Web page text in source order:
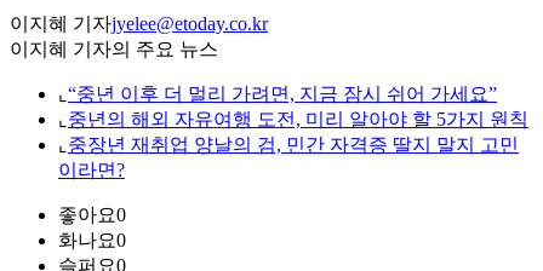
이지혜 기자jyelee@etoday.co.kr
이지혜 기자의 주요 뉴스
⌞ “중년 이후 더 멀리 가려면, 지금 잠시 쉬어 가세요”
⌞ 중년의 해외 자유여행 도전, 미리 알아야 할 5가지 원칙
⌞ 중장년 재취업 양날의 검, 민간 자격증 딸지 말지 고민
이라면?
좋아요0
화나요0
슬퍼요0